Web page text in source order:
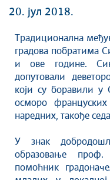
Односи са
Здравство
Социјална заштита
Спорт
Седнице Градског
Седнице Скупштине
Крагујевац - Град
Екологија
Млади у локалној
20. јул 2018.
Традиционална
градова побратима
и ове године.
допутовали
који су боравили у
осморо
наредних, такође
У знак
образовање
помоћник